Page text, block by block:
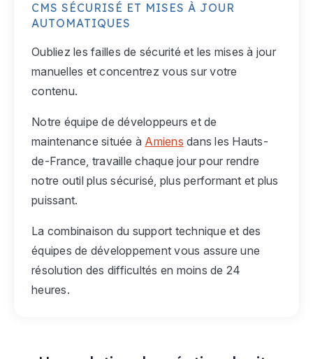
CMS SÉCURISÉ ET MISES À JOUR
AUTOMATIQUES
Oubliez les failles de sécurité et les mises à jour
manuelles et concentrez vous sur votre
contenu.
Notre équipe de développeurs et de
maintenance située à Amiens dans les Hauts-
de-France, travaille chaque jour pour rendre
notre outil plus sécurisé, plus performant et plus
puissant.
La combinaison du support technique et des
équipes de développement vous assure une
résolution des difficultés en moins de 24
heures.